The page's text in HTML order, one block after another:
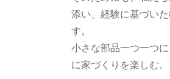
添い、経験に基づい
す。
小さな部品一つ一つ
に家づくりを楽しむ。